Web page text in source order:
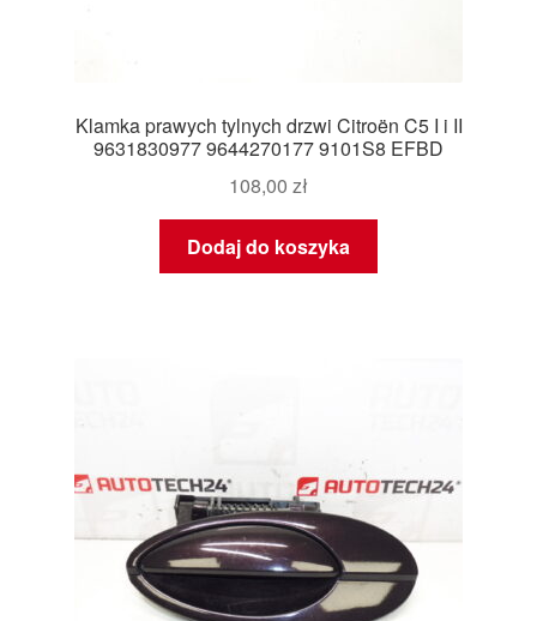
Klamka prawych tylnych drzwi Citroën C5 I i II
9631830977 9644270177 9101S8 EFBD
108,00 zł
Dodaj do koszyka